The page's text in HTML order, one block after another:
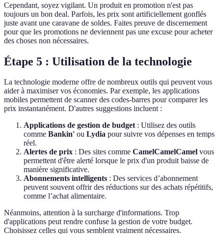
Cependant, soyez vigilant. Un produit en promotion n'est pas
toujours un bon deal. Parfois, les prix sont artificiellement gonflés
juste avant une caravane de soldes. Faites preuve de discernement
pour que les promotions ne deviennent pas une excuse pour acheter
des choses non nécessaires.
Étape 5 : Utilisation de la technologie
La technologie moderne offre de nombreux outils qui peuvent vous
aider à maximiser vos économies. Par exemple, les applications
mobiles permettent de scanner des codes-barres pour comparer les
prix instantanément. D'autres suggestions incluent :
Applications de gestion de budget: Utilisez des outils
comme Bankin' ou Lydia pour suivre vos dépenses en temps
réel.
Alertes de prix : Des sites comme CamelCamelCamel vous
permettent d'être alerté lorsque le prix d'un produit baisse de
manière significative.
Abonnements intelligents : Des services d’abonnement
peuvent souvent offrir des réductions sur des achats répétitifs,
comme l’achat alimentaire.
Néanmoins, attention à la surcharge d'informations. Trop
d'applications peut rendre confuse la gestion de votre budget.
Choisissez celles qui vous semblent vraiment nécessaires.